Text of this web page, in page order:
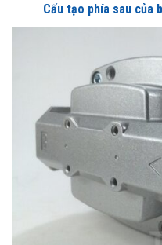
Cấu tạo phía sau của